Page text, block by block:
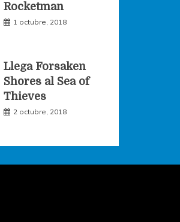
Rocketman
1 octubre, 2018
Llega Forsaken
Shores al Sea of
Thieves
2 octubre, 2018